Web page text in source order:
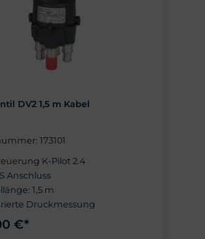
für Muffe oder
in
und Freiluftsäulen
verschraubt
DV2 1,5 m Kabel
173101
K-Pilot 2.4
Anschluss
1,5 m
Druckmessung
Ausgänge
mm Schlauch
€*